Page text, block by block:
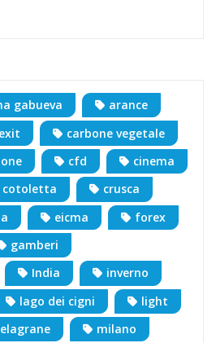
gabueva
arance
carbone vegetale
cfd
cinema
cotoletta
crusca
eicma
forex
gamberi
India
inverno
lago dei cigni
light
milano